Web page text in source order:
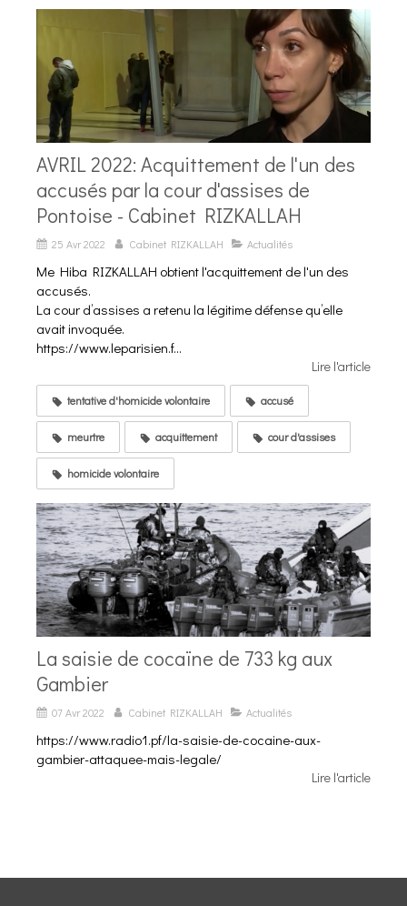
AVRIL 2022: Acquittement de l'un des
accusés par la cour d'assises de
Pontoise - Cabinet RIZKALLAH
25 Avr 2022 Cabinet RIZKALLAH Actualités
Me Hiba RIZKALLAH obtient l'acquittement de l'un des
accusés.
La cour d’assises a retenu la légitime défense qu’elle
avait invoquée.
https://www.leparisien.f...
Lire l'article
tentative d'homicide volontaire accusé
meurtre acquittement cour d'assises
homicide volontaire
La saisie de cocaïne de 733 kg aux
Gambier
07 Avr 2022 Cabinet RIZKALLAH Actualités
https://www.radio1.pf/la-saisie-de-cocaine-aux-
gambier-attaquee-mais-legale/
Lire l'article